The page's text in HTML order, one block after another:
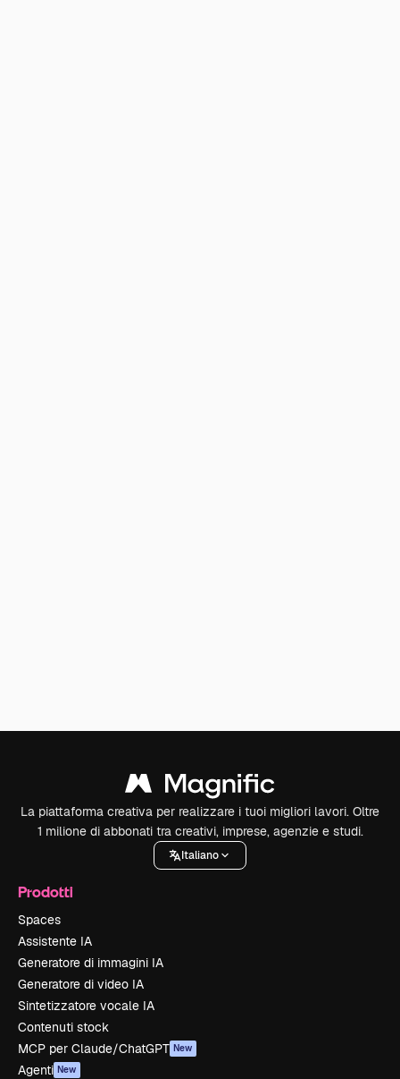
La piattaforma creativa per realizzare i tuoi migliori lavori. Oltre
1 milione di abbonati tra creativi, imprese, agenzie e studi.
Italiano
Prodotti
Spaces
Assistente IA
Generatore di immagini IA
Generatore di video IA
Sintetizzatore vocale IA
Contenuti stock
MCP per Claude/ChatGPT New
Agenti New